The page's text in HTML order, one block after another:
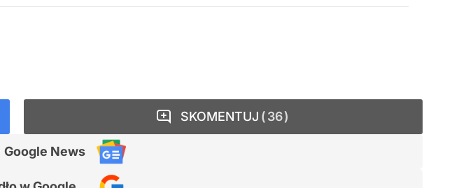
Google News
SKOMENTUJ 36